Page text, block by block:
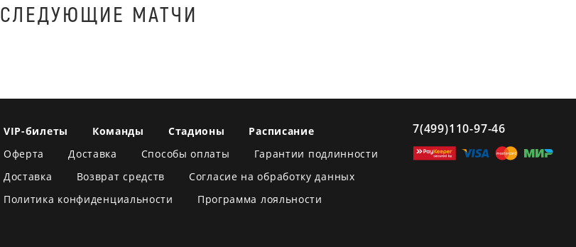
СЛЕДУЮЩИЕ МАТЧИ
VIP-билеты Команды Стадионы
Расписание
Оферта
Доставка Способы оплаты
Гарантии подлинности
Доставка
Возврат средств
Согласие на обработку данных
Политика конфиденциальности
Программа лояльности
7(499)110-97-46